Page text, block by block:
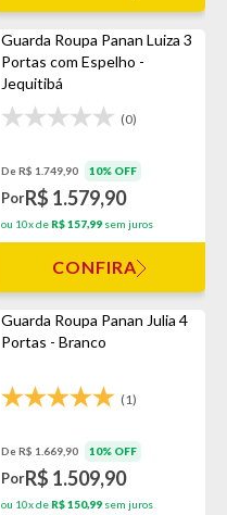
Guarda Roupa Panan Luiza 3
Portas com Espelho -
Jequitibá
(0)
De R$ 1.749,90 10% OFF
PorR$ 1.579,90
ou 10x de R$ 157,99 sem juros
CONFIRA
Guarda Roupa Panan Julia 4
Portas - Branco
(1)
De R$ 1.669,90 10% OFF
PorR$ 1.509,90
ou 10x de R$ 150,99 sem juros